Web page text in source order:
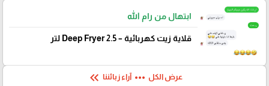
ابتهال من رام الله
قلاية زيت كهربائية – Deep Fryer 2.5 لتر
عرض الكل more_horiz آراء زبائننا keyboard_double_arrow_left